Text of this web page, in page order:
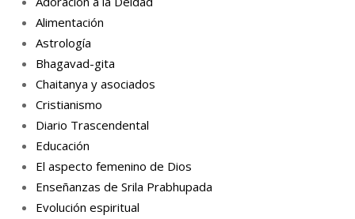
Alimentación
Astrología
Bhagavad-gita
Chaitanya y asociados
Cristianismo
Diario Trascendental
Educación
El aspecto femenino de Dios
Enseñanzas de Srila Prabhupada
Evolución espiritual